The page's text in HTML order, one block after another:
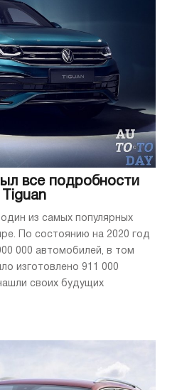
все подробности
из самых популярных
По состоянию на 2020 год
000 автомобилей, в том
изготовлено 911 000
своих будущих